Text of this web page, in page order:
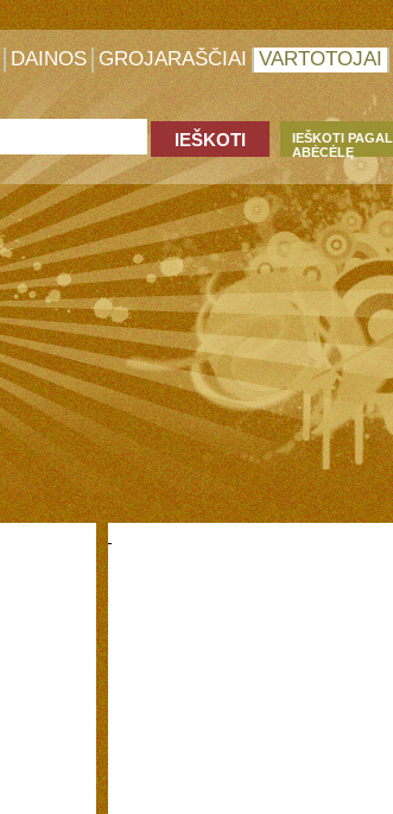
DAINOS GROJARAŠČIAI VARTOTOJAI
IEŠKOTI PAGAL
ABĖCĖLĘ